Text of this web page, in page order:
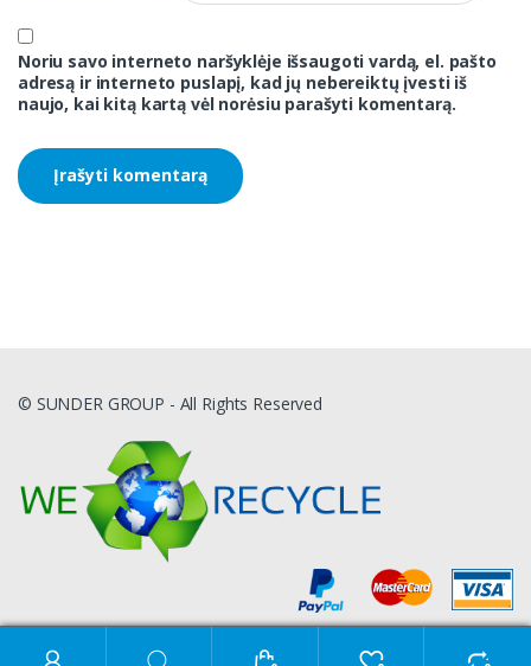
Noriu savo interneto naršyklėje išsaugoti vardą, el. pašto
adresą ir interneto puslapį, kad jų nebereiktų įvesti iš
naujo, kai kitą kartą vėl norėsiu parašyti komentarą.
© SUNDER GROUP - All Rights Reserved
Ieškoti: